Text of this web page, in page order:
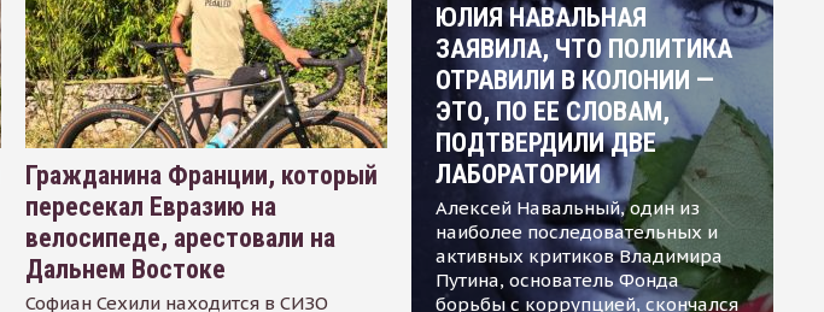
Гражданина Франции, который
пересекал Евразию на
велосипеде, арестовали на
Дальнем Востоке
Софиан Сехили находится в СИЗО
ЮЛИЯ НАВАЛЬНАЯ
ЗАЯВИЛА, ЧТО ПОЛИТИКА
ОТРАВИЛИ В КОЛОНИИ —
ЭТО, ПО ЕЕ СЛОВАМ,
ПОДТВЕРДИЛИ ДВЕ
ЛАБОРАТОРИИ
Алексей Навальный, один из
наиболее последовательных и
активных критиков Владимира
Путина, основатель Фонда
борьбы с коррупцией, скончался